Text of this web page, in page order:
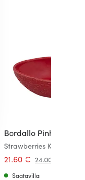
Bordallo Pinheiro
Strawberries Kulho 35 cl
Punainen
21.60 € 24.00 €
Saatavilla